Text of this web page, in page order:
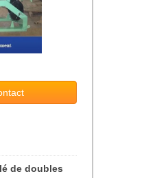
de doubles